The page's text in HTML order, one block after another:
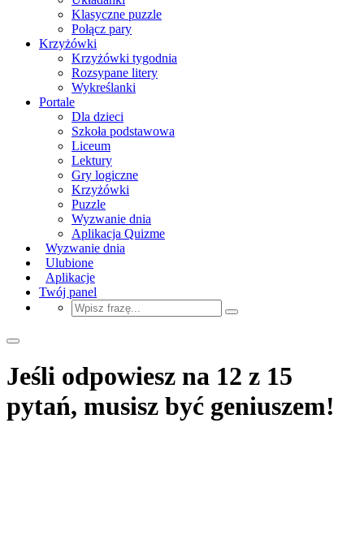
Klasyczne puzzle
Połącz pary
Krzyżówki
Krzyżówki tygodnia
Rozsypane litery
Wykreślanki
Portale
Dla dzieci
Szkoła podstawowa
Liceum
Lektury
Gry logiczne
Krzyżówki
Puzzle
Wyzwanie dnia
Aplikacja Quizme
Wyzwanie dnia
Ulubione
Aplikacje
Twój panel
Jeśli odpowiesz na 12 z 15
pytań, musisz być geniuszem!